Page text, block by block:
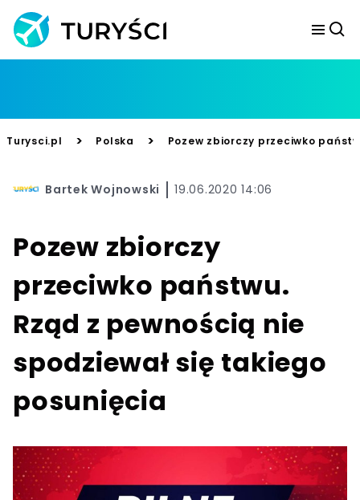
Turysci.pl > Polska > Pozew zbiorczy przeciwko
Bartek Wojnowski 19.06.2020 14:06
Pozew zbiorczy
przeciwko państwu.
Rząd z pewnością nie
spodziewał się takiego
posunięcia